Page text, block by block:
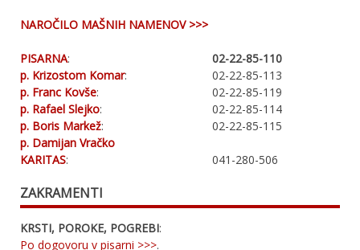
NAROČILO MAŠNIH NAMENOV >>>
PISARNA:
02-22-85-110
p. Krizostom Komar:
02-22-85-113
p. Franc Kovše:
02-22-85-119
p. Rafael Slejko:
02-22-85-114
p. Boris Markež:
02-22-85-115
p. Damijan Vračko
KARITAS: 041-280-506
ZAKRAMENTI
KRSTI, POROKE, POGREBI:
Po dogovoru v pisarni >>>.